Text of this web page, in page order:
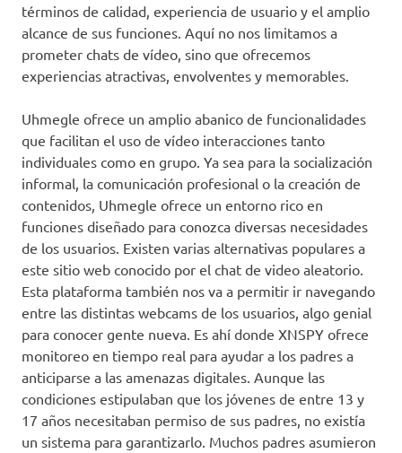
términos de calidad, experiencia de usuario y el amplio
alcance de sus funciones. Aquí no nos limitamos a
prometer chats de vídeo, sino que ofrecemos
experiencias atractivas, envolventes y memorables.
Uhmegle ofrece un amplio abanico de funcionalidades
que facilitan el uso de vídeo interacciones tanto
individuales como en grupo. Ya sea para la socialización
informal, la comunicación profesional o la creación de
contenidos, Uhmegle ofrece un entorno rico en
funciones diseñado para conozca diversas necesidades
de los usuarios. Existen varias alternativas populares a
este sitio web conocido por el chat de video aleatorio.
Esta plataforma también nos va a permitir ir navegando
entre las distintas webcams de los usuarios, algo genial
para conocer gente nueva. Es ahí donde XNSPY ofrece
monitoreo en tiempo real para ayudar a los padres a
anticiparse a las amenazas digitales. Aunque las
condiciones estipulaban que los jóvenes de entre 13 y
17 años necesitaban permiso de sus padres, no existía
un sistema para garantizarlo. Muchos padres asumieron